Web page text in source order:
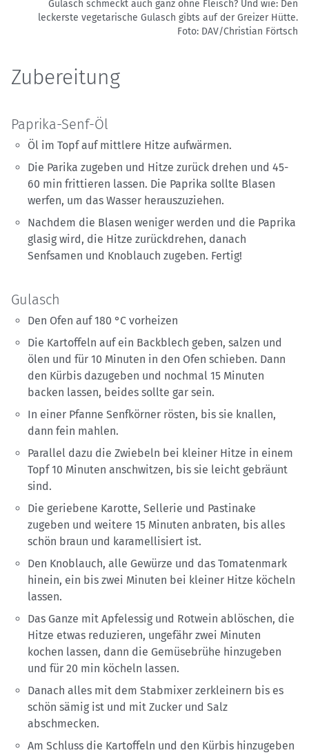
Gulasch schmeckt auch ganz ohne Fleisch? Und wie: Den
leckerste vegetarische Gulasch gibts auf der Greizer Hütte.
Foto: DAV/Christian Förtsch
Zubereitung
Paprika-Senf-Öl
Öl im Topf auf mittlere Hitze aufwärmen.
Die Parika zugeben und Hitze zurück drehen und 45-
60 min frittieren lassen. Die Paprika sollte Blasen
werfen, um das Wasser herauszuziehen.
Nachdem die Blasen weniger werden und die Paprika
glasig wird, die Hitze zurückdrehen, danach
Senfsamen und Knoblauch zugeben. Fertig!
Gulasch
Den Ofen auf 180 °C vorheizen
Die Kartoffeln auf ein Backblech geben, salzen und
ölen und für 10 Minuten in den Ofen schieben. Dann
den Kürbis dazugeben und nochmal 15 Minuten
backen lassen, beides sollte gar sein.
In einer Pfanne Senfkörner rösten, bis sie knallen,
dann fein mahlen.
Parallel dazu die Zwiebeln bei kleiner Hitze in einem
Topf 10 Minuten anschwitzen, bis sie leicht gebräunt
sind.
Die geriebene Karotte, Sellerie und Pastinake
zugeben und weitere 15 Minuten anbraten, bis alles
schön braun und karamellisiert ist.
Den Knoblauch, alle Gewürze und das Tomatenmark
hinein, ein bis zwei Minuten bei kleiner Hitze köcheln
lassen.
Das Ganze mit Apfelessig und Rotwein ablöschen, die
Hitze etwas reduzieren, ungefähr zwei Minuten
kochen lassen, dann die Gemüsebrühe hinzugeben
und für 20 min köcheln lassen.
Danach alles mit dem Stabmixer zerkleinern bis es
schön sämig ist und mit Zucker und Salz
abschmecken.
Am Schluss die Kartoffeln und den Kürbis hinzugeben